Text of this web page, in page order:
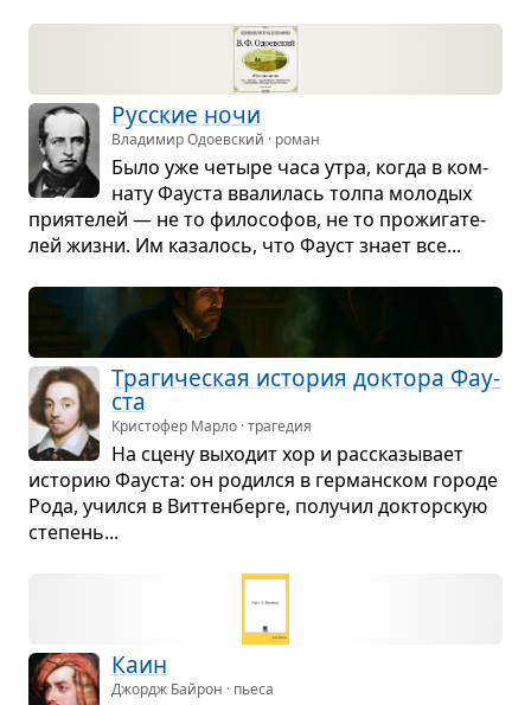
Рус­ские ночи
Владимир Одоевский · роман
Было уже четыре часа утра, когда в ком­
нату Фау­ста вва­ли­лась толпа моло­дых
при­я­те­лей — не то фило­со­фов, не то про­жи­га­те­
лей жизни. Им каза­лось, что Фауст знает все...
Тра­ги­че­ская исто­рия док­тора Фау­
ста
Кристофер Марло · трагедия
На сцену выхо­дит хор и рас­ска­зы­вает
исто­рию Фау­ста: он родился в гер­ман­ском городе
Рода, учился в Вит­тен­берге, полу­чил док­тор­скую
сте­пень...
Каин
Джордж Байрон · пьеса